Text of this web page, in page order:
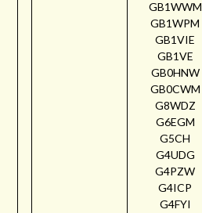
GB1WWM
GB1WPM
GB1VIE
GB1VE
GB0HNW
GB0CWM
G8WDZ
G6EGM
G5CH
G4UDG
G4PZW
G4ICP
G4FYI